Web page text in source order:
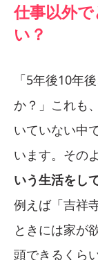
仕事以外
い？
「5年後10年
か？」これも
いていない中
います。その
いう生活をし
例えば「吉祥
ときには家が
頭できるくら